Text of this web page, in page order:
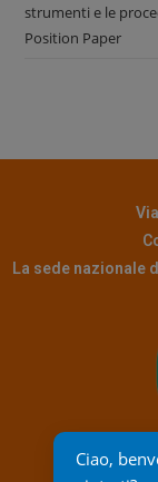
strumenti e le
Position Paper
La sede nazionale
Ciao,